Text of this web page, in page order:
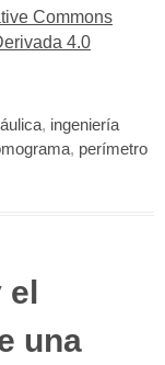
Commons
4.0
, ingeniería
, perímetro
una